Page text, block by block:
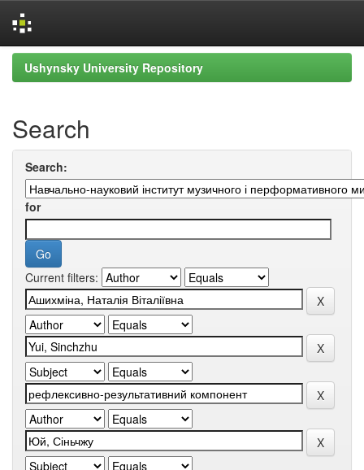
Skip
navigation
Ushynsky University Repository
Search
Search:
for
Current filters: